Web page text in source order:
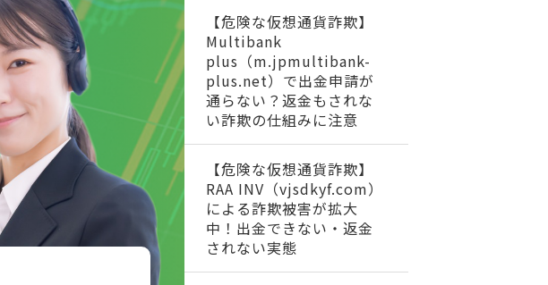
【危険な仮想通貨詐欺】
Multibank
plus（m.jpmultibank-
plus.net）で出金申請が
通らない？返金もされな
い詐欺の仕組みに注意
【危険な仮想通貨詐欺】
RAA INV（vjsdkyf.com）
による詐欺被害が拡大
中！出金できない・返金
されない実態